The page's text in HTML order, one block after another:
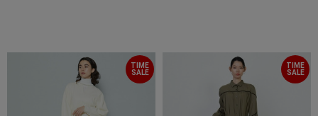
TIME
SALE
TIME
SALE